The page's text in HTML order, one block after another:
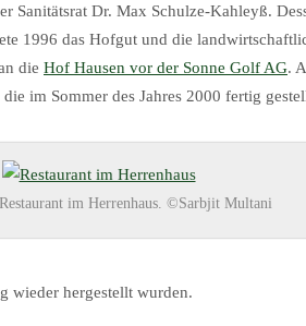
Sanitätsrat Dr. Max Schulze-Kahleyß.
1996 das Hofgut und die
die Hof Hausen vor der Sonne Golf AG.
im Sommer des Jahres 2000 fertig
Restaurant im Herrenhaus. ©Sarbjit Multani
wieder hergestellt wurden.